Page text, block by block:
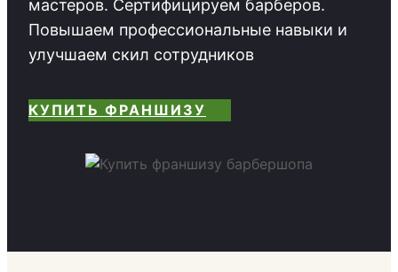
мастеров. Сертифицируем барберов.
Повышаем профессиональные навыки и
улучшаем скил сотрудников
КУПИТЬ ФРАНШИЗУ